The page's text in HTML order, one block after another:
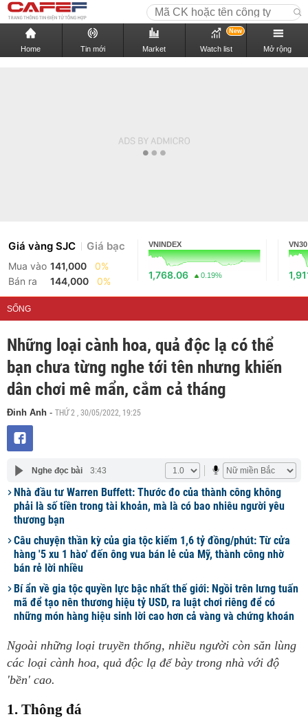
Home Tin mới Market Watch list
New
Mở rộng
Giá vàng SJC Giá bạc
Mua vào 141,000
0%
Bán ra
144,000 0%
VNINDEX
1,768.06 0.19%
VN30
SỐNG
Những loại cành hoa, quả độc lạ có thể
bạn chưa từng nghe tới tên nhưng khiến
dân chơi mê mẩn, cắm cả tháng
Đinh Anh - THỨ 2 , 30/05/2022, 19:25
Nghe đọc bài 3:43
Nhà đầu tư Warren Buffett: Thước đo của thành công không
phải là số tiền trong tài khoản, mà là có bao nhiêu người yêu
thương bạn
Câu chuyện thần kỳ của gia tộc kiếm 1,6 tỷ đồng/phút: Từ cửa
hàng '5 xu 1 hào' đến ông vua bán lẻ của Mỹ, thành công nhờ
bán rẻ lời nhiều
Bí ẩn về gia tộc quyền lực bậc nhất thế giới: Ngồi trên lưng tuấn
mã để tạo nên thương hiệu tỷ USD, ra luật chơi riêng để có
những món hàng hiệu sinh lời cao hơn cả vàng và chứng khoán
Ngoài những loại truyền thống, nhiều người còn săn lùng
các loại cành hoa, quả độc lạ để bày trong nhà với độ
'bền' cao.
1. Thông đá